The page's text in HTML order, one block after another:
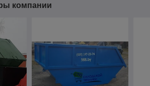
компании